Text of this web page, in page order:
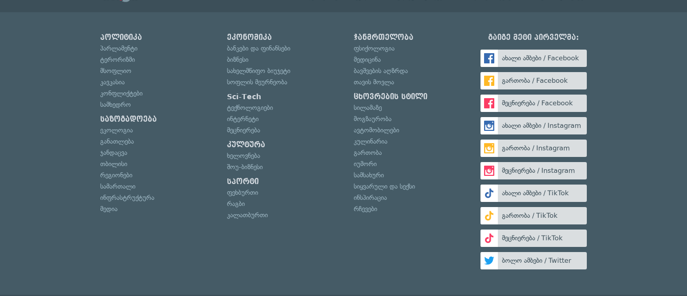
პოლიტიკა
პარლამენტი
ტერორიზმი
მსოფლიო
კავკასია
კონფლიქტები
სამხედრო
საზოგადოება
ეკოლოგია
განათლება
ჯანდაცვა
თბილისი
რეგიონები
სამართალი
ინფრასტრუქტურა
მედია
ეკონომიკა
ბანკები და ფინანსები
ბიზნესი
სახელმწიფო ბიუჯეტი
სოფლის მეურნეობა
Sci-Tech
ტექნოლოგიები
ინტერნეტი
მეცნიერება
კულტურა
ხელოვნება
შოუ-ბიზნესი
სპორტი
ფეხბურთი
რაგბი
კალათბურთი
ჯანმრთელობა
ფსიქოლოგია
მედიცინა
ბავშვების აღზრდა
თავის მოვლა
ცხოვრების სტილი
სილამაზე
მოგზაურობა
ავტომობილები
კულინარია
გართობა
იუმორი
სამსახური
სიყვარული და სექსი
ინსპირაცია
რჩევები
გაიგე მეტი პირველმა:
ახალი ამბები / Facebook
გართობა / Facebook
მეცნიერება / Facebook
ახალი ამბები / Instagram
გართობა / Instagram
მეცნიერება / Instagram
ახალი ამბები / TikTok
გართობა / TikTok
მეცნიერება / TikTok
ბოლო ამბები / Twitter